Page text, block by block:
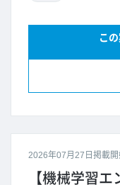
こ
2026年07月27日掲載開
【機械学習